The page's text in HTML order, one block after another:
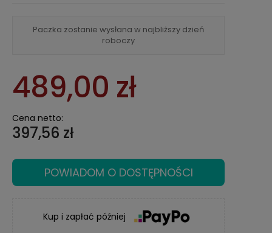
Paczka zostanie wysłana w najbliższy dzień
roboczy
489,00 zł
Cena netto:
397,56 zł
POWIADOM O DOSTĘPNOŚCI
Kup i zapłać później